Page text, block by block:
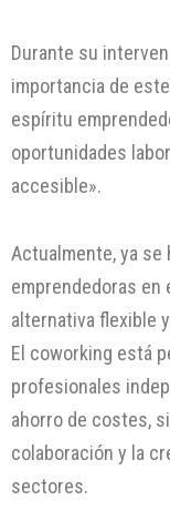
Durante su
importancia de
espíritu
oportunidades
accesible».
Actualmente, ya
emprendedoras en
alternativa flexible
El coworking está
profesionales
ahorro de costes,
colaboración y la
sectores.